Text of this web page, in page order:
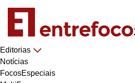
Editorias
Notícias
FocosEspeciais